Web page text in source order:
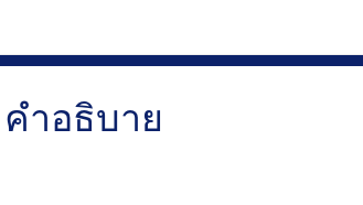
คำอธิบาย